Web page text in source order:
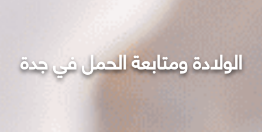
الولادة ومتابعة الحمل في جدة